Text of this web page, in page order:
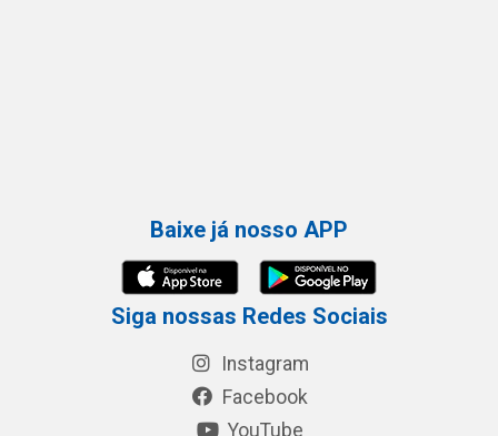
Baixe já nosso APP
Siga nossas Redes Sociais
Instagram
Facebook
YouTube